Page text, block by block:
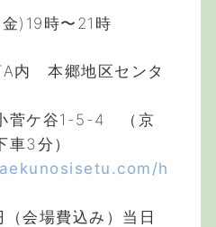
金)19時〜21時
内 本郷地区センタ
菅ケ谷1-5-4 （京
車3分）
h
（会場費込み）当日